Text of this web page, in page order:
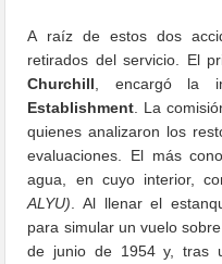
A raíz de estos dos
retirados del servicio. El
Churchill , encargó la
Establishment . La
quienes analizaron los
evaluaciones. El más
agua, en cuyo interior,
ALYU) . Al llenar el
para simular un vuelo
de junio de 1954 y, tras